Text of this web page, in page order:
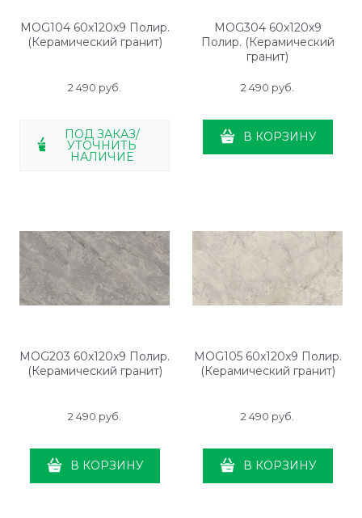
MOG104 60x120x9 Полир.
(Керамический гранит)
2 490 руб.
ПОД ЗАКАЗ/
УТОЧНИТЬ
НАЛИЧИЕ
MOG304 60x120x9
Полир. (Керамический
гранит)
2 490 руб.
В КОРЗИНУ
MOG203 60x120x9 Полир.
(Керамический гранит)
2 490 руб.
В КОРЗИНУ
MOG105 60x120x9 Полир.
(Керамический гранит)
2 490 руб.
В КОРЗИНУ